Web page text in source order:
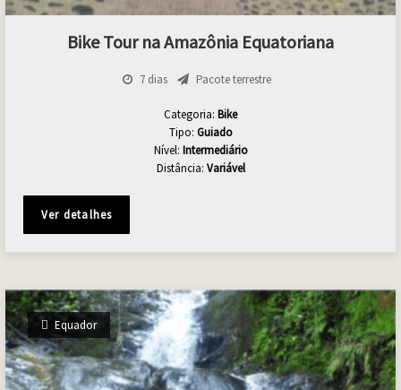
Bike Tour na Amazônia Equatoriana
7 dias Pacote terrestre
Categoria: Bike
Tipo: Guiado
Nível: Intermediário
Distância: Variável
Ver detalhes
Equador